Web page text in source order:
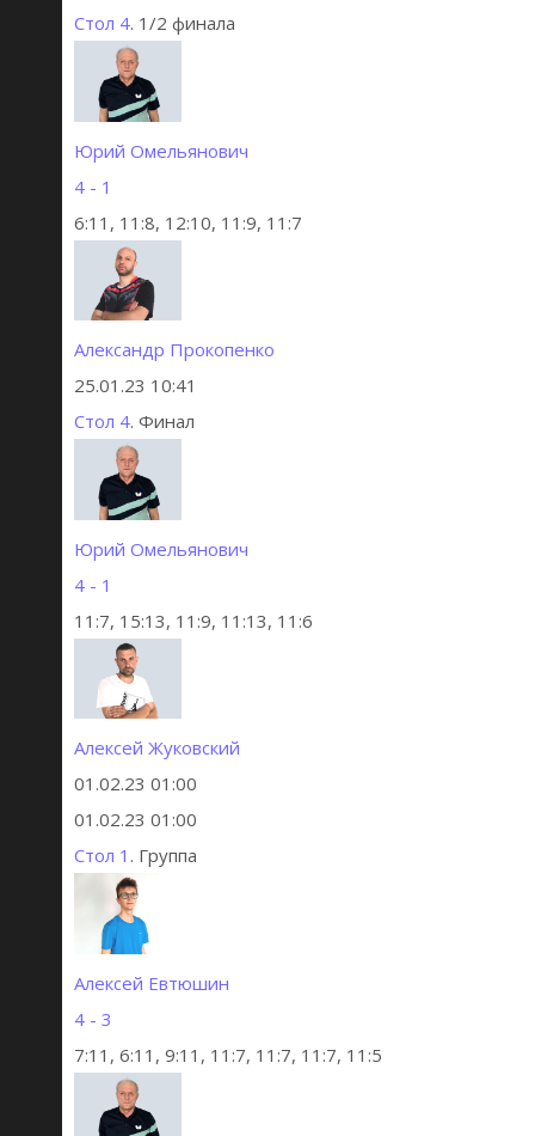
Стол 4. 1/2 финала
Юрий Омельянович
4 - 1
6:11, 11:8, 12:10, 11:9, 11:7
Александр Прокопенко
25.01.23 10:41
Стол 4. Финал
Юрий Омельянович
4 - 1
11:7, 15:13, 11:9, 11:13, 11:6
Алексей Жуковский
01.02.23 01:00
01.02.23 01:00
Стол 1 . Группа
Алексей Евтюшин
4 - 3
7:11, 6:11, 9:11, 11:7, 11:7, 11:7, 11:5